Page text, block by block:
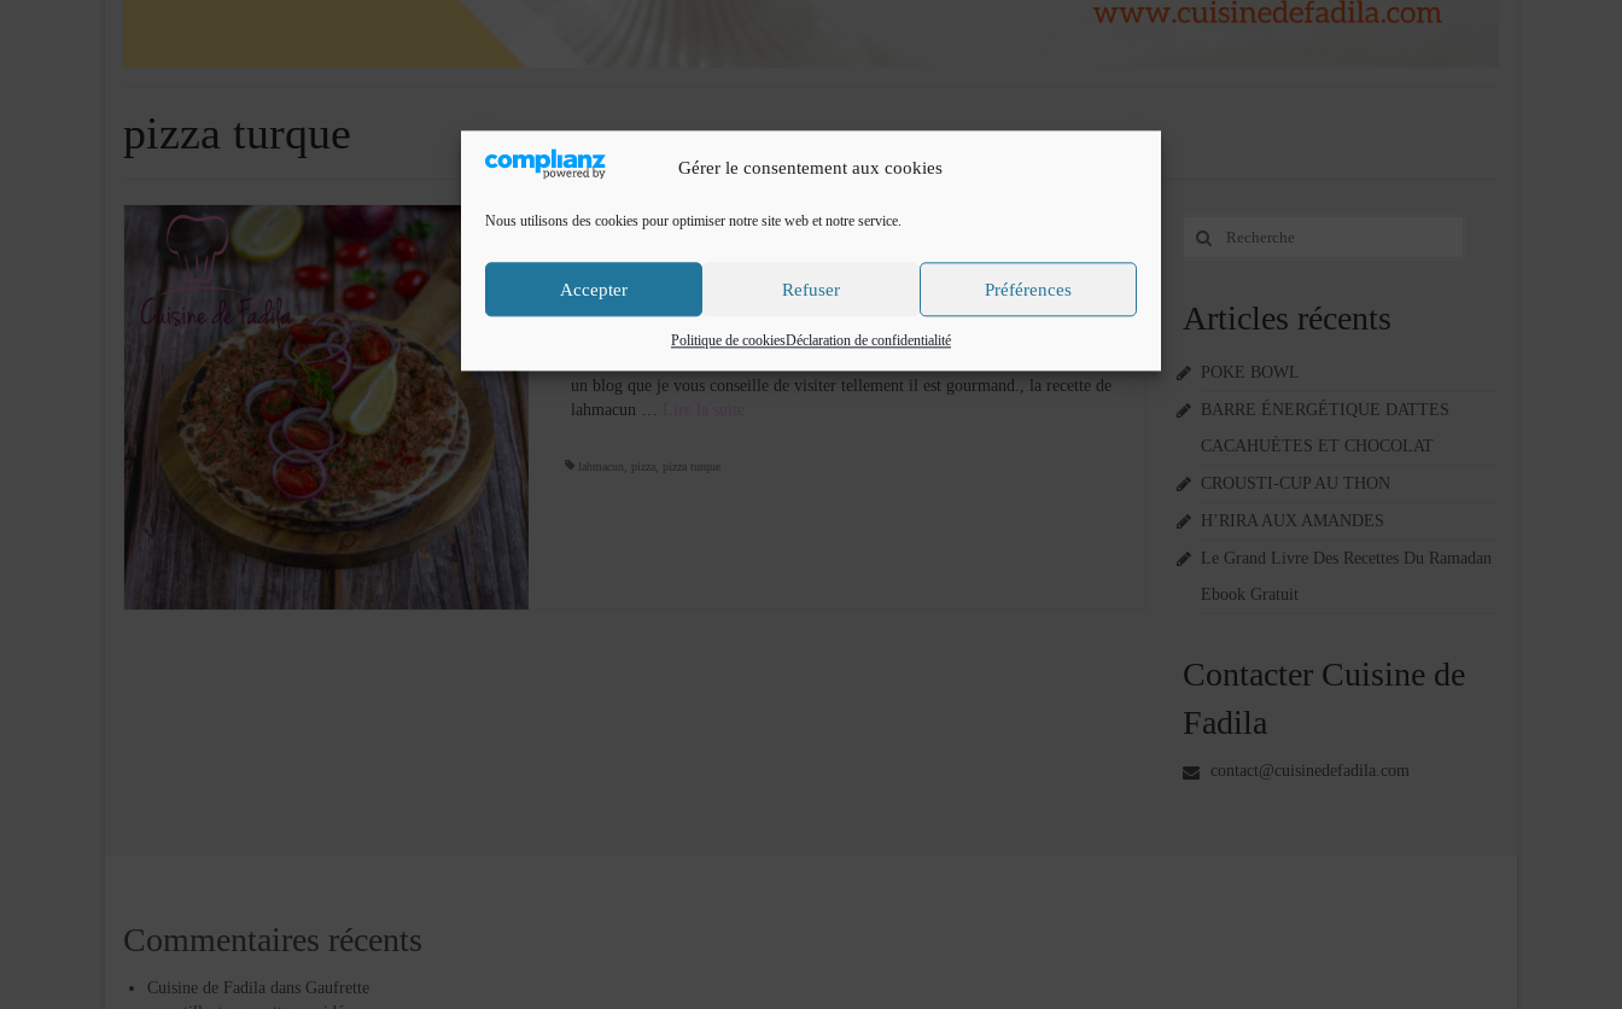
Gérer le consentement aux cookies
Nous utilisons des cookies pour optimiser notre site web et notre service.
Accepter Refuser Préférences
Politique de cookiesDéclaration de confidentialité
pizza turque
MAI 2021
Lahmacun : Pizza Turque
parCuisine de Fadila
Lahmacun Pizza Turque Après les Pide je vous propose les lahmacun pizza turque,
un blog que je vous conseille de visiter tellement il est gourmand., la recette de
lahmacun …
lahmacun, pizza, pizza turque
Rechercher
Articles récents
POKE BOWL
BARRE ÉNERGÉTIQUE DATTES
CACAHUÈTES ET CHOCOLAT
CROUSTI-CUP AU THON
H’RIRA AUX AMANDES
Le Grand Livre Des Recettes Du Ramadan
Ebook Gratuit
Contacter Cuisine de
Fadila
contact@cuisinedefadila.com
Commentaires récents
Cuisine de Fadila dans Gaufrette